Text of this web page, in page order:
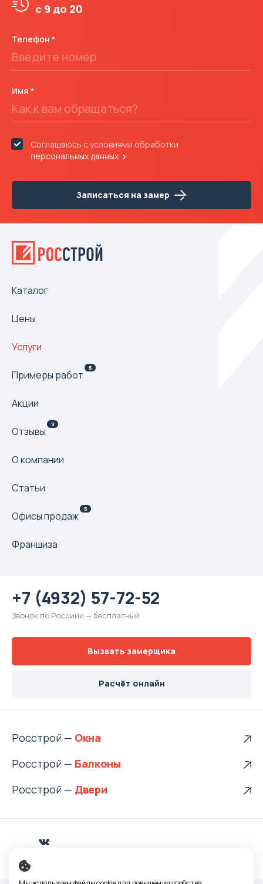
с 9 до 20
Телефон
Имя
Соглашаюсь с условиями обработки
персональных данных
Записаться на замер
Каталог
Цены
Услуги
Примеры работ
5
Акции
Отзывы
9
О компании
Статьи
Офисы продаж
5
Франшиза
+7 (4932) 57-72-52
Звонок по Россиии — бесплатный
Вызвать замерщика
Расчёт онлайн
Росстрой —
Росстрой —
Росстрой —